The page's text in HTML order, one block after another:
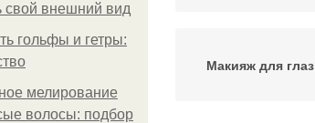
свой внешний вид
гольфы и гетры:
мелирование
волосы: подбор
Макияж для глаз